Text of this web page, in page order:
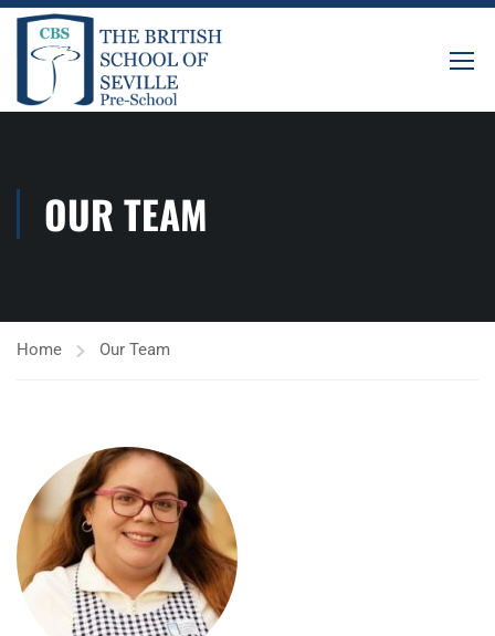
OUR TEAM
Home Our Team